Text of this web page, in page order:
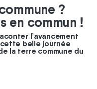
?
en commun !
l’avancement
belle journée
la terre commune du